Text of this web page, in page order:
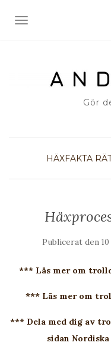
SLÅ PÅ/AV
Gör
HÄXFAKTA
Publicerat den
*** Läs mer om
*** Läs mer om
*** Dela med dig av
sidan